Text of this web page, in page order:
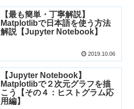
【最も簡単・丁寧解説】
Matplotlibで日本語を使う方法
解説【Jupyter Notebook】
2019.10.06
【Jupyter Notebook】
Matplotlibで２次元グラフを描
こう【その４：ヒストグラム応
用編】